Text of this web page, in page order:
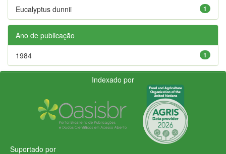
1
Eucalyptus dunnii
Ano de publicação
1
1984
Indexado por
Suportado por